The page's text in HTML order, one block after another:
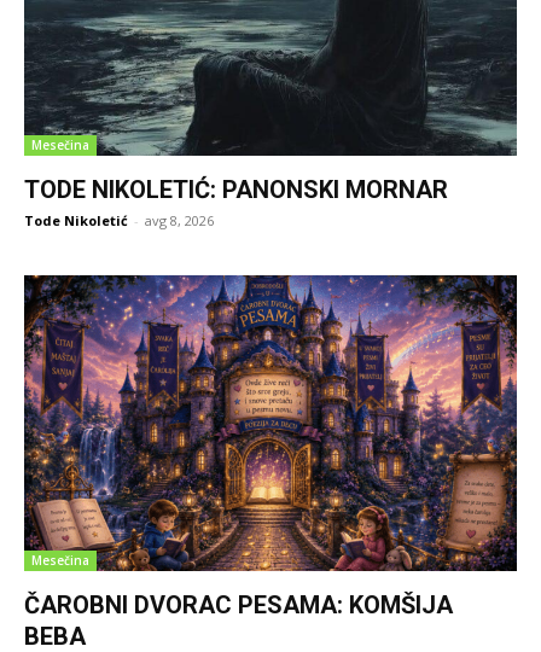
Mesečina
TODE NIKOLETIĆ: PANONSKI MORNAR
Tode Nikoletić - avg 8, 2026
Mesečina
ČAROBNI DVORAC PESAMA: KOMŠIJA
BEBA